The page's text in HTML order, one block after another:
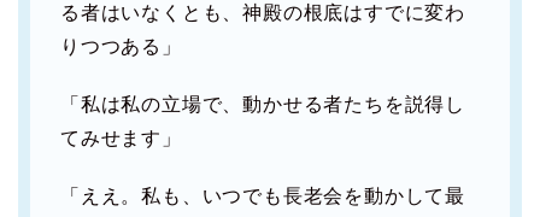
る者はいなくとも、神殿の根底はすでに変わ
りつつある」
「私は私の立場で、動かせる者たちを説得し
てみせます」
「ええ。私も、いつでも長老会を動かして最